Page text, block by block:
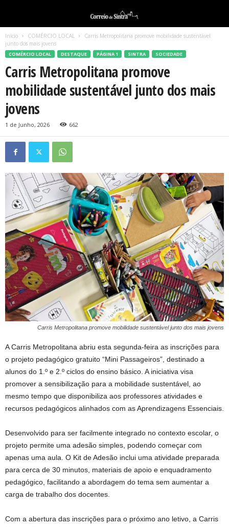
Início COMÉRCIO LOCAL
Carris Metropolitana promove mobilidade sustentável
junto dos mais jovens
COMÉRCIO LOCAL DESTAQUE PÁGINA 1 SINTRA SOCIEDADE
Carris Metropolitana promove
mobilidade sustentável junto dos mais
jovens
1 de Junho, 2026 662
Carris Metropolitana promove mobilidade sustentável junto dos mais jovens
A Carris Metropolitana abriu esta segunda-feira as inscrições para
o projeto pedagógico gratuito “Mini Passageiros”, destinado a
alunos do 1.º e 2.º ciclos do ensino básico. A iniciativa visa
promover a sensibilização para a mobilidade sustentável, ao
mesmo tempo que disponibiliza aos professores atividades e
recursos pedagógicos alinhados com as Aprendizagens Essenciais.
Desenvolvido para ser facilmente integrado no contexto escolar, o
projeto permite uma adesão simples, podendo começar com
apenas uma aula. O Kit de Adesão inclui uma atividade preparada
para cerca de 30 minutos, materiais de apoio e enquadramento
pedagógico, facilitando a abordagem do tema sem aumentar a
carga de trabalho dos docentes.
Com a abertura das inscrições para o próximo ano letivo, a Carris